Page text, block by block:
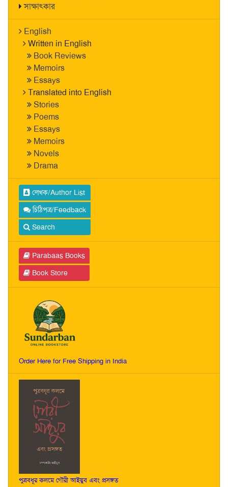
সাক্ষাৎকার
English
Written in English
Book Reviews
Memoirs
Essays
Translated into English
Stories
Poems
Essays
Memoirs
Novels
Drama
লেখক/Author List
চিঠিপত্র/Feedback
Search
Parabaas Books
Book Store
Order Here for Free Shipping in India
পুত্রবধূর কলমে গৌরী আইয়ুব এবং প্রসঙ্গত